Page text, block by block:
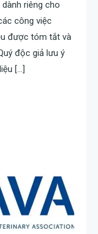
riêng cho
công việc
được tóm tắt và
độc giả lưu ý
[…]